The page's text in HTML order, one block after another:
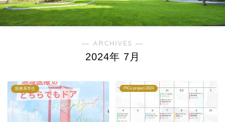
― ARCHIVES ―
2024年 7月
医療系学生 PICo project 2024